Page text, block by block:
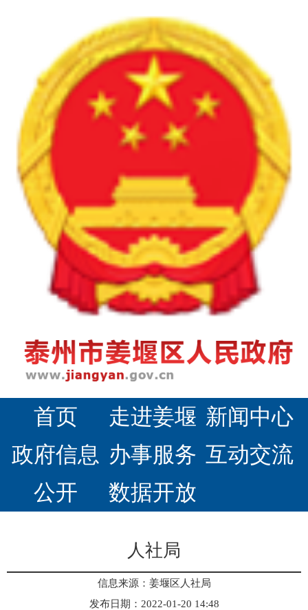
首页 走进姜堰 新闻中心
政府信息
公开
办事服务 互动交流
数据开放
人社局
信息来源：姜堰区人社局
发布日期：2022-01-20 14:48